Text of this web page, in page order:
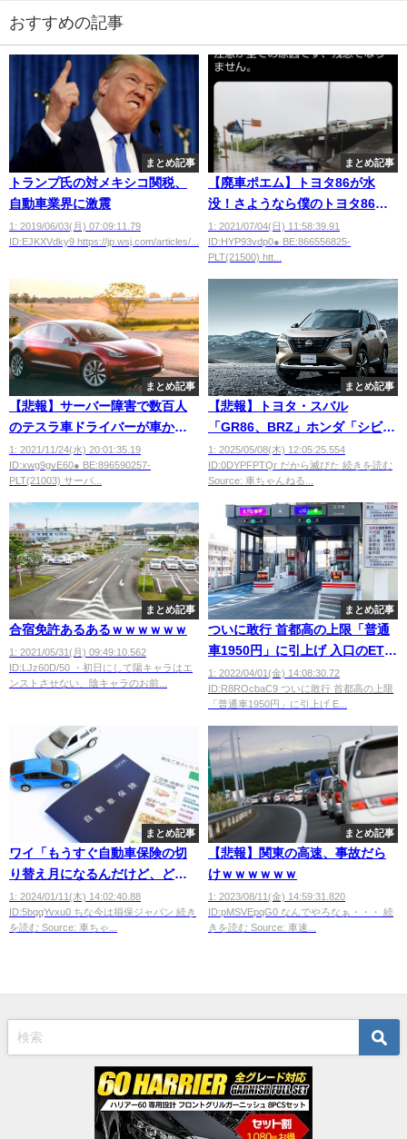
おすすめの記事
まとめ記事
トランプ氏の対メキシコ関税、
自動車業界に激震
1: 2019/06/03(月) 07:09:11.79
ID:EJKXVdky9 https://jp.wsj.com/articles/...
まとめ記事
【廃車ポエム】トヨタ86が水
没！さようなら僕のトヨタ86！
トヨタ86は人と人を繋げる輪！
1: 2021/07/04(日) 11:58:39.91
ID:HYP93vdp0● BE:866556825-
PLT(21500) htt...
まとめ記事
【悲報】サーバー障害で数百人
のテスラ車ドライバーが車から
閉め出される
1: 2021/11/24(水) 20:01:35.19
ID:xwg9gvE60● BE:896590257-
PLT(21003) サーバ...
まとめ記事
【悲報】トヨタ・スバル
「GR86、BRZ」ホンダ「シビッ
ク」マツダ「ロードスター」ス
ズキ「スイスポ」日産「ヤバ
イ！！」
1: 2025/05/08(木) 12:05:25.554
ID:0DYPFPTQr だから滅びた 続きを読む
Source: 車ちゃんねる...
まとめ記事
合宿免許あるあるｗｗｗｗｗｗ
1: 2021/05/31(月) 09:49:10.562
ID:LJz60D/50 ・初日にして陽キャラはエ
ンストさせない、陰キャラのお前...
まとめ記事
ついに敢行 首都高の上限「普通
車1950円」に引上げ 入口のETC
専用化 深夜割引の創設など
1: 2022/04/01(金) 14:08:30.72
ID:R8ROcbaC9 ついに敢行 首都高の上限
「普通車1950円」に引上げ E...
まとめ記事
ワイ「もうすぐ自動車保険の切
り替え月になるんだけど、どこ
がいいんだ？？？？？」
1: 2024/01/11(木) 14:02:40.88
ID:5bqqYvxu0 ちな今は損保ジャパン 続き
を読む Source: 車ちゃ...
まとめ記事
【悲報】関東の高速、事故だら
けｗｗｗｗｗｗ
1: 2023/08/11(金) 14:59:31.820
ID:pMSVEpqG0 なんでやろなぁ・・・ 続
きを読む Source: 車速...